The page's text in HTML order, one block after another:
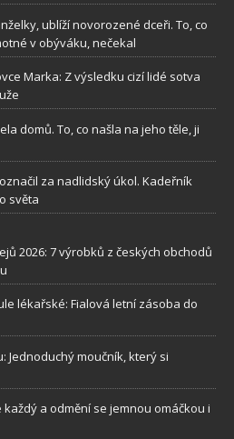
ublíží novorozené dceři. To, co
v obýváku, nečekal
Marka: Z výsledku cizí lidé sotva
domů. To, co našla na jeho těle, ji
za nadlidský úkol. Kadeřník
světa
2026: 7 výrobků z českých obchodů
lékařské: Fialová letní zásoba do
Jednoduchý moučník, který si
a odmění se jemnou omáčkou i